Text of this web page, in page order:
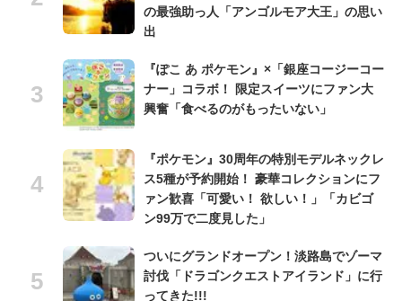
の最強助っ人「アンゴルモア大王」の思い
出
『ぽこ あ ポケモン』×「銀座コージーコー
ナー」コラボ！ 限定スイーツにファン大
興奮「食べるのがもったいない」
『ポケモン』30周年の特別モデルネックレ
ス5種が予約開始！ 豪華コレクションにフ
ァン歓喜「可愛い！ 欲しい！」「カビゴ
ン99万で二度見した」
ついにグランドオープン！淡路島でゾーマ
討伐「ドラゴンクエストアイランド」に行
ってきた!!!